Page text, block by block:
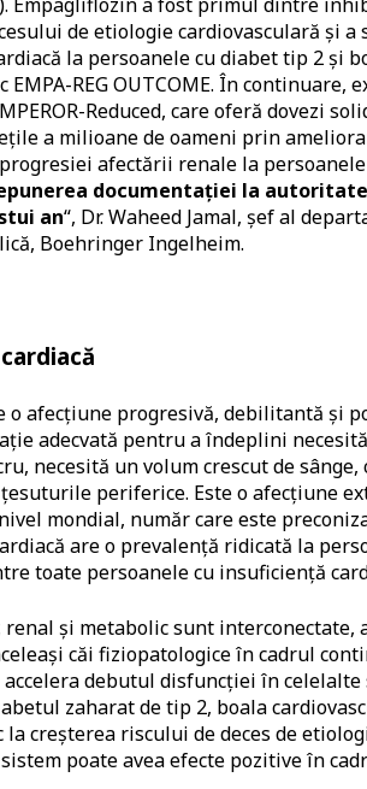
de etiologie cardiovasculară și
la persoanele cu diabet tip 2 și
REG OUTCOME. În
Reduced, care oferă dovezi
a milioane de oameni prin
afectării renale la
documentației la
an“, Dr. Waheed Jamal, șef al
Boehringer Ingelheim.
o afecțiune progresivă, debilitantă și
adecvată pentru a îndeplini
necesită un volum crescut de sânge,
periferice. Este o afecțiune
mondial, număr care este
are o prevalență ridicată la
toate persoanele cu insuficiență
renal și metabolic sunt
căi fiziopatologice în cadrul
debutul disfuncției în
zaharat de tip 2, boala
la creșterea riscului de deces de
poate avea efecte pozitive în